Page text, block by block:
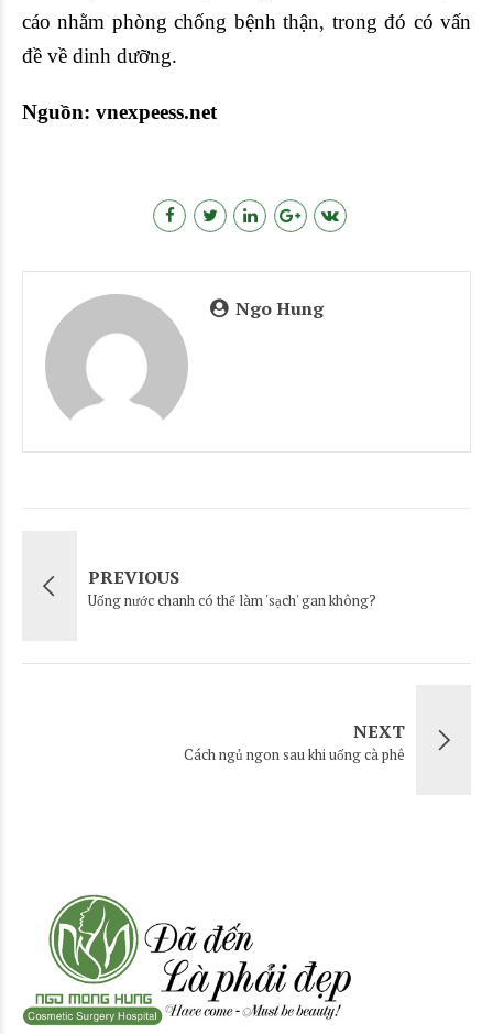
cáo nhằm phòng chống bệnh thận, trong đó có vấn
đề về dinh dưỡng.
Nguồn: vnexpeess.net
Ngo Hung
PREVIOUS
Uống nước chanh có thể làm 'sạch' gan không?
NEXT
Cách ngủ ngon sau khi uống cà phê